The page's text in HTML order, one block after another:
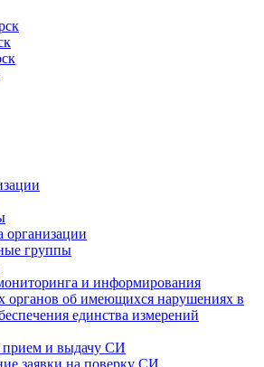
организации
группы
и информирования
органов об имеющихся нарушениях в
единства измерений
прием и выдачу СИ
заявки на поверку СИ